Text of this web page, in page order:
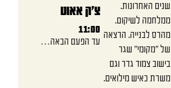
שנים האחרונות.
ממלחמה לשיקום.
מהרס לבנייה. הרצאה
של ״מקומי״ שגר
בישוב צמוד גדר וגם
משרת כאיש מילואים.
צ'ק אאוט
11:00
עד הפעם הבאה…